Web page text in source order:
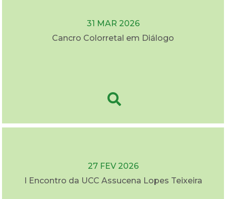
31 MAR 2026
Cancro Colorretal em Diálogo
27 FEV 2026
I Encontro da UCC Assucena Lopes Teixeira